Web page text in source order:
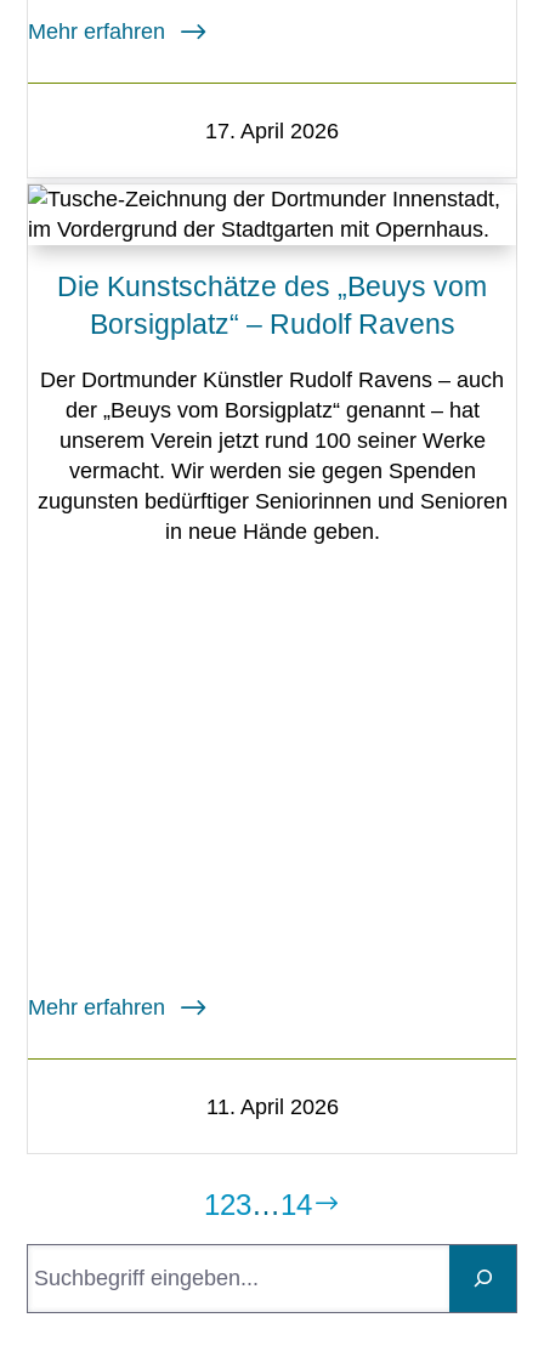
Mehr erfahren
17. April 2026
Die Kunstschätze des „Beuys vom
Borsigplatz“ – Rudolf Ravens
Der Dortmunder Künstler Rudolf Ravens – auch
der „Beuys vom Borsigplatz“ genannt – hat
unserem Verein jetzt rund 100 seiner Werke
vermacht. Wir werden sie gegen Spenden
zugunsten bedürftiger Seniorinnen und Senioren
in neue Hände geben.
Mehr erfahren
11. April 2026
123…14
u
c